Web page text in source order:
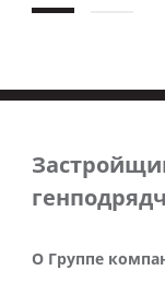
О Группе